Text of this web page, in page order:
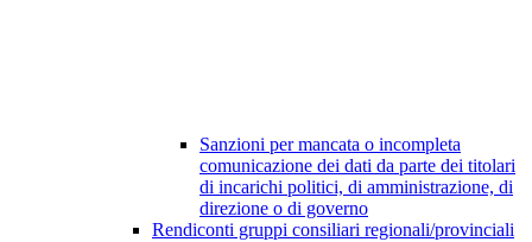
Sanzioni per mancata o incompleta
comunicazione dei dati da parte dei titolari
di incarichi politici, di amministrazione, di
direzione o di governo
Rendiconti gruppi consiliari regionali/provinciali